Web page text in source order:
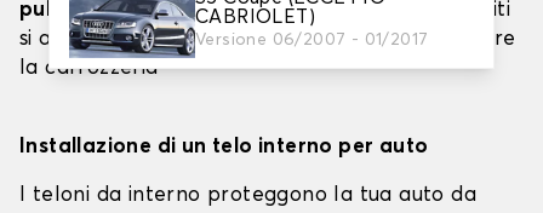
CABRIOLET)
Versione 06/2007 - 01/2017
pulito: è importante evitare che sporco o detriti
si attacchino al telone, che potrebbero graffiare
la carrozzeria
Installazione di un telo interno per auto
I teloni da interno proteggono la tua auto da